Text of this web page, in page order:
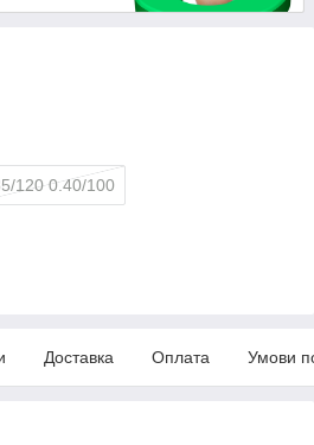
120 0.40/100
Доставка Оплата Умови